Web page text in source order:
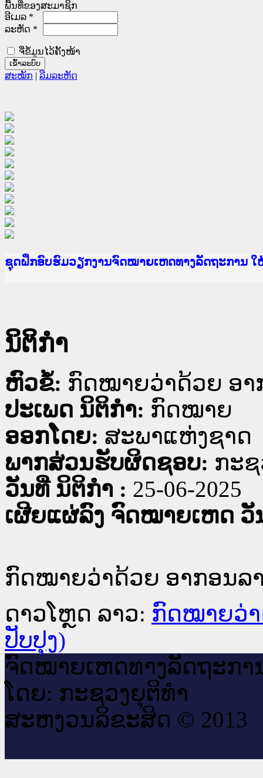
ພື້ນທີ່ຂອງສະມາຊິກ
ອີເມລ *
ລະຫັດ *
ຈື່ຂໍ້ມູນໄວ້ຄັ້ງໜ້າ
ສະໝັກ | ລືມລະຫັດ
Ministry of Justice Lao PDR
ເຜີຍແຜ່ວັບໄຊຈົດໝາຍເຫດທາງລັດຖະການ ແລະ ແອັ
ກະຊວງຍຸຕິທຳ
ຊຸດຝຶກອົບຮົມວຽກງານຈົດໝາຍເຫດທາງລັດຖະການ
ກອງປະຊຸມທົບທວນຄືນການຈັດຕັ້ງປະຕິບັດວຽກງານຈົ
ຝຶກອົບຮົມ ຜູ່ປະສານງານວຽກງານຈົດໝາຍເຫດທາງລັ
ຝຶກອົບຮົມ ຜູ່ປະສານງານວຽກງານຈົດໝາຍເຫດທາງລັ
ເຜີຍແຜ່ແອັບກົດໝາຍລາວ ແລະ ເວັບໄຊຈົດໝາຍເຫດ
ເຜີຍແຜ່ແອັບກົດໝາຍລາວ ແລະ ເວັບໄຊຈົດໝາຍເຫດ
ຍົກລະດັບວຽກງານຈົດໝາຍເຫດທາງລັດຖະການໃຫ້ຜູ້
ຊຸດຝຶກອົບຮົມວຽກງານຈົດໝາຍເຫດທາງລັດຖະການ ໃ
ນິຕິກໍາ
ຫົວຂໍ້: ກົດໝາຍວ່າດ້ວຍ ອາ
ປະເພດ ນິຕິກໍາ: ກົດໝາຍ
ອອກໂດຍ: ສະພາແຫ່ງຊາດ
ພາກສ່ວນຮັບຜິດຊອບ: ກະຊ
ວັນທີ່ ນິຕິກໍາ : 25-06-2025
ເຜີຍແຜ່ລົງ ຈົດໝາຍເຫດ ວັ
ກົດໝາຍວ່າດ້ວຍ ອາກອນລ
ດາວໂຫຼດ ລາວ: ກົດໝາຍວ່າ
ປັບປຸງ)
ຈົດ​ໝາຍ​ເຫດ​ທາງ​ລັດ​ຖະ​ກາ
ໂດຍ: ກະ​ຊວງຍຸ​ຕິ​ທຳ
ສະ​ຫງວນ​ລິ​ຂະ​ສິດ © 2013